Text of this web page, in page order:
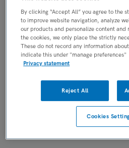
AANSTELLING
Niet nader bepaald
PLAATSINGSDATUM
5 augustus 2024
NIVEAU
Niet nader bepaald
By clicking “Accept All” you agree to the
to improve website navigation, analyze
our products and personalize content
the cookies, we only place the strictly
These do not record any information
indicate this under "manage preferences"
Privacy statement
Reject All
Cookies